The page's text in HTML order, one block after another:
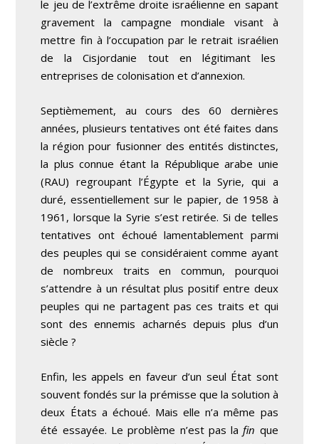
le jeu de l’extrême droite israélienne en sapant
gravement la campagne mondiale visant à
mettre fin à l’occupation par le retrait israélien
de la Cisjordanie tout en légitimant les
entreprises de colonisation et d’annexion.
Septièmement, au cours des 60 dernières
années, plusieurs tentatives ont été faites dans
la région pour fusionner des entités distinctes,
la plus connue étant la République arabe unie
(RAU) regroupant l’Égypte et la Syrie, qui a
duré, essentiellement sur le papier, de 1958 à
1961, lorsque la Syrie s’est retirée. Si de telles
tentatives ont échoué lamentablement parmi
des peuples qui se considéraient comme ayant
de nombreux traits en commun, pourquoi
s’attendre à un résultat plus positif entre deux
peuples qui ne partagent pas ces traits et qui
sont des ennemis acharnés depuis plus d’un
siècle ?
Enfin, les appels en faveur d’un seul État sont
souvent fondés sur la prémisse que la solution à
deux États a échoué. Mais elle n’a même pas
été essayée. Le problème n’est pas lafin que